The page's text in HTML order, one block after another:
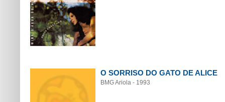
O SORRISO DO GATO DE ALICE
BMG Ariola - 1993